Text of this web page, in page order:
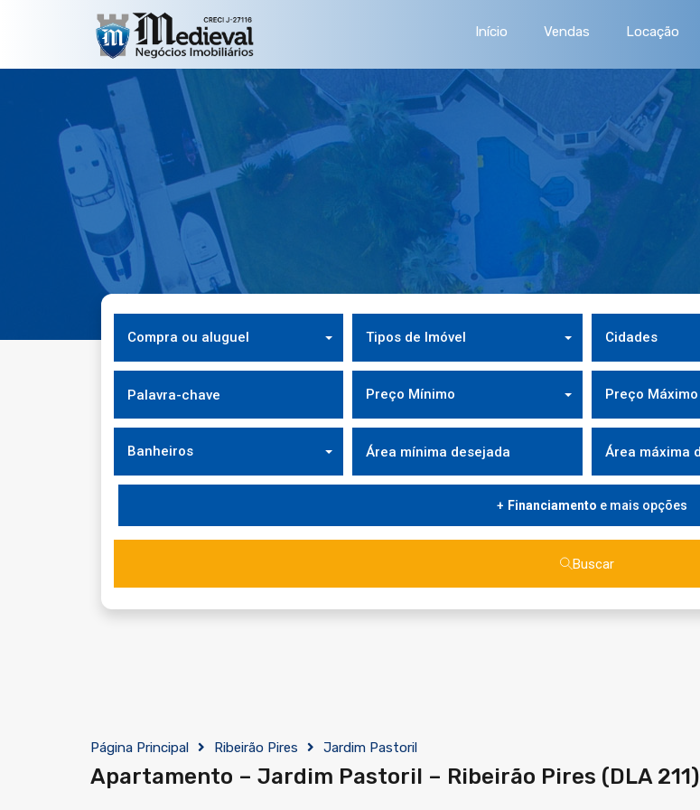
Início Vendas Locação
Compra ou aluguel Tipos de Imóvel Cidades
Preço Mínimo Preço Máximo
Banheiros
Financiamento e mais opções
Buscar
Página Principal Ribeirão Pires Jardim Pastoril
Apartamento – Jardim Pastoril – Ribeirão Pires (DLA 211)